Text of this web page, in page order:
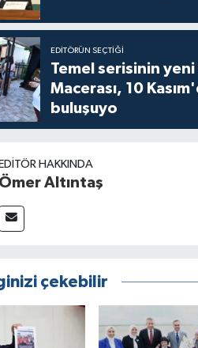
EDITÖRÜN SEÇTIĞI
Temel serisinin
Macerası, 10
buluşuyo
EDITÖR HAKKINDA
Ömer Altıntaş
çekebilir